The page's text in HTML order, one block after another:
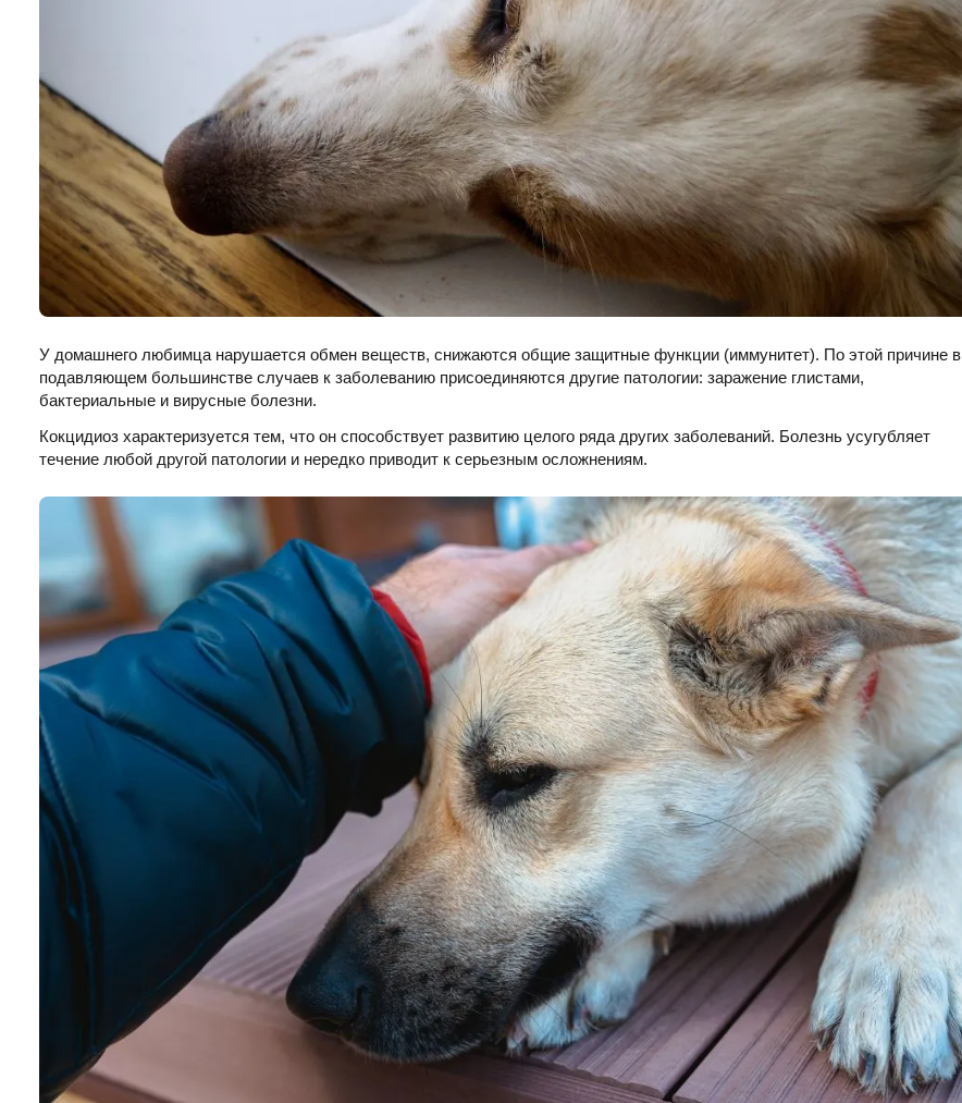
У домашнего любимца нарушается обмен веществ, снижаются общие защитные функции (иммунитет). По этой причине в
подавляющем большинстве случаев к заболеванию присоединяются другие патологии: заражение глистами,
бактериальные и вирусные болезни.
Кокцидиоз характеризуется тем, что он способствует развитию целого ряда других заболеваний. Болезнь усугубляет
течение любой другой патологии и нередко приводит к серьезным осложнениям.